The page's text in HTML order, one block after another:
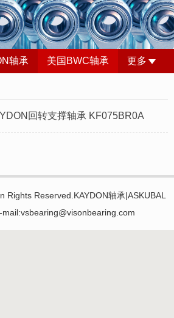
轴承 美国BWC轴承 更多
回转支撑轴承 KF075BR0A
Rights Reserved.KAYDON轴承|ASKUBAL
mail:vsbearing@visonbearing.com